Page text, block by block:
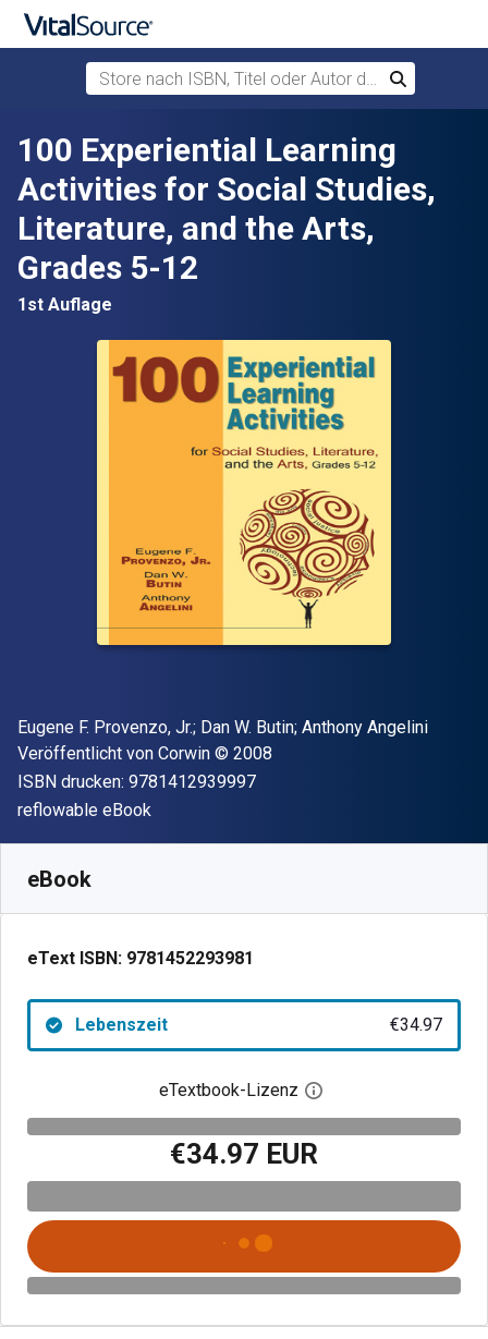
Zum Hauptinhalt springen
Store nach ISBN, Titel oder Autor durchsuchen
Suchen
100 Experiential Learning
Activities for Social Studies,
Literature, and the Arts,
Grades 5-12
1st Auflage
Autor(en)
Eugene F. Provenzo, Jr.; Dan W. Butin; Anthony Angelini
Verleger
Veröffentlicht von Corwin Copyright
© 2008
ISBN drucken: 9781412939997"ISBN-13 9781412939997"
Format
reflowable eBook
eBook
eText ISBN: 9781452293981
Lebenszeit €34.97
eTextbook-Lizenz Digitalen
€34.97 EUR